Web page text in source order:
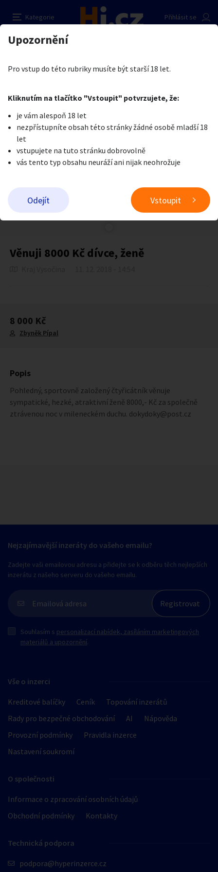
Kategorie
Přihlásit se
Auto-moto
Reality a bydlení Seznamka
Zvířata
Stroje a nářadí PC a elektro Sport a hobby
Sběratelství
Přidat inzerát
Erotika Ostatní a související
Je nám líto, ale tenhle inzerát již není aktuální.
Věnuji 8000 Kč dívce, ženě
8 000 Kč
Zbyněk Pípal
Popis
Pohledný, sportovně založený čtyřicátník věnuje
sympatické, hezké, atraktivní ženě 8000,- Kč za společně
ztrávenou noc v mileneckém duchu. dokydoky@post.cz
Věnuji 8000 Kč dívce, ženě
Prodávající
Pošlete uživateli zprávu
Nahlásit inzerát
Vše o inzerci
Kreditové balíčky Ceník
Topování inzerátů
Rady pro bezpečné obchodování
AI
Nápověda
Provozní podmínky
Pravidla inzerce
Nastavení soukromí
O společnosti
Informace o zpracování osobních údajů
Obchodní podmínky
Kontakty
Technická podpora
podpora@hyperinzerce.cz
Nejzajímavější inzeráty do vašeho emailu?
Zadejte vaši emailovou adresu a přidejte se k odběru těch nejlepších
inzerátu z našeho serveru do vašeho emailu.
Souhlasím s personalizací nabídek, zasíláním marketingových
materiálů a upozornění.
Upozornění
Pro vstup do této rubriky musíte být starší 18 let.
Kliknutím na tlačítko "Vstoupit" potvrzujete, že:
je vám alespoň 18 let
nezpřístupníte obsah této stránky žádné osobě mladší 18
let
vstupujete na tuto stránku dobrovolně
vás tento typ obsahu neuráží ani nijak neohrožuje
Odejít Vstoupit